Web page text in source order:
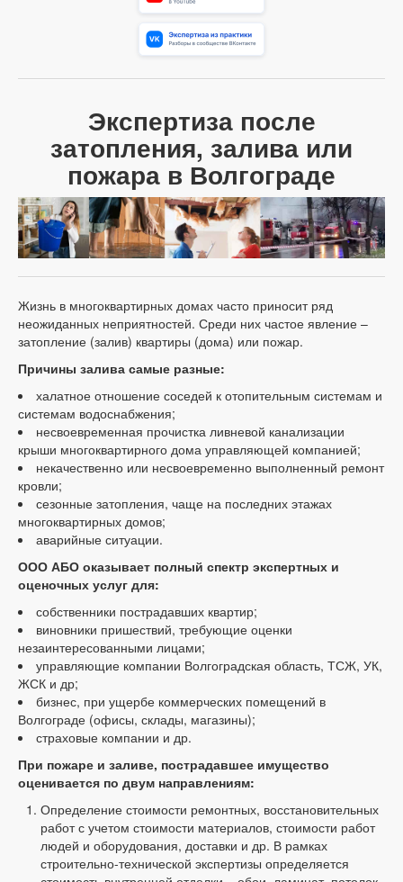
Экспертиза после
затопления, залива или
пожара в Волгограде
Жизнь в многоквартирных домах часто приносит ряд
неожиданных неприятностей. Среди них частое явление –
затопление (залив) квартиры (дома) или пожар.
Причины залива самые разные:
халатное отношение соседей к отопительным системам и
системам водоснабжения;
несвоевременная прочистка ливневой канализации
крыши многоквартирного дома управляющей компанией;
некачественно или несвоевременно выполненный ремонт
кровли;
сезонные затопления, чаще на последних этажах
многоквартирных домов;
аварийные ситуации.
ООО АБО оказывает полный спектр экспертных и
оценочных услуг для:
собственники пострадавших квартир;
виновники пришествий, требующие оценки
незаинтересованными лицами;
управляющие компании Волгоградская область, ТСЖ, УК,
ЖСК и др;
бизнес, при ущербе коммерческих помещений в
Волгограде (офисы, склады, магазины);
страховые компании и др.
При пожаре и заливе, пострадавшее имущество
оценивается по двум направлениям:
Определение стоимости ремонтных, восстановительных
работ с учетом стоимости материалов, стоимости работ
людей и оборудования, доставки и др. В рамках
строительно-технической экспертизы определяется